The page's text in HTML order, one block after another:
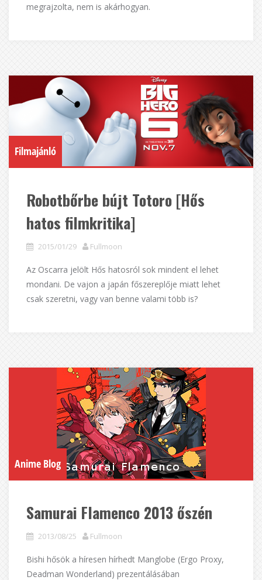
megrajzolta, nem is akárhogyan.
Filmajánló
Robotbőrbe bújt Totoro [Hős
hatos filmkritika]
2015/01/29 Fullmoon
Az Oscarra jelölt Hős hatosról sok mindent el lehet
mondani. De vajon a japán főszereplője miatt lehet
csak szeretni, vagy van benne valami több is?
Anime Blog
Samurai Flamenco 2013 őszén
2013/08/25 Fullmoon
Bishi hősök a híresen hírhedt Manglobe (Ergo Proxy,
Deadman Wonderland) prezentálásában